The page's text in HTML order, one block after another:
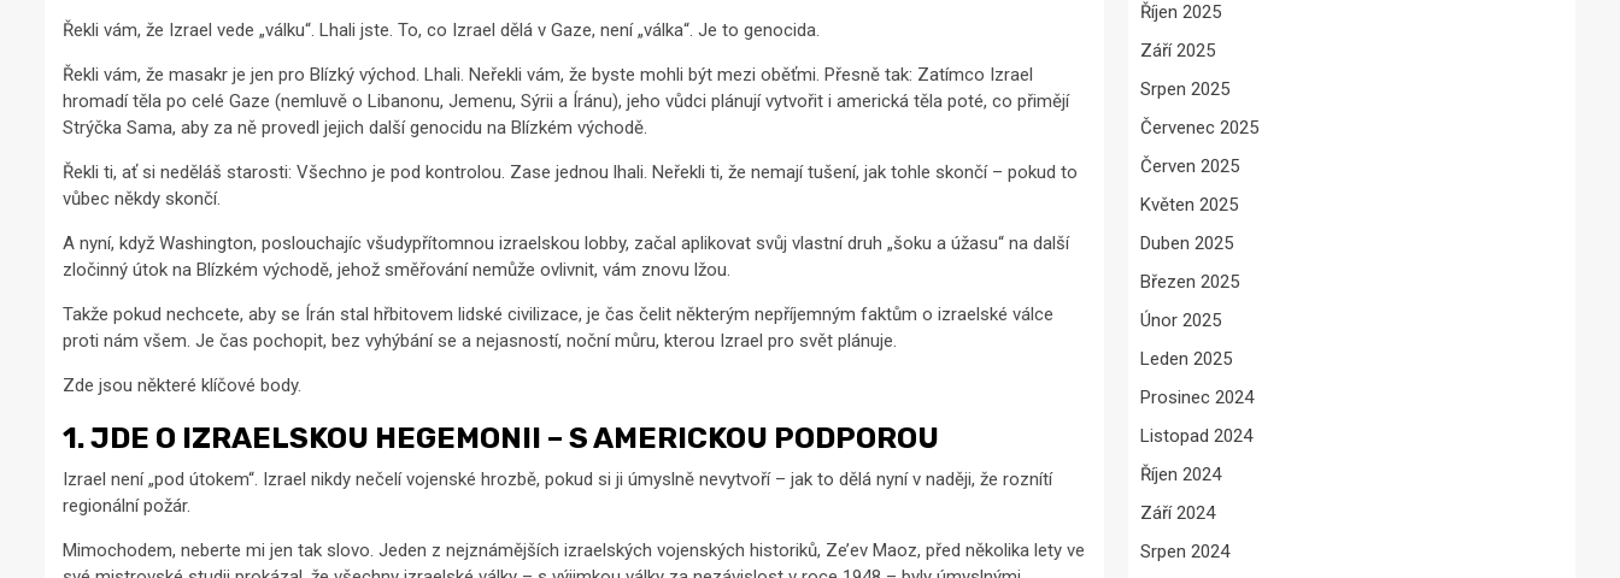
Řekli vám, že Izrael vede „válku“. Lhali jste. To, co Izrael dělá v Gaze, není „válka“. ​​Je to genocida.
Řekli vám, že masakr je jen pro Blízký východ. Lhali. Neřekli vám, že byste mohli být mezi oběťmi. Přesně tak: Zatímco Izrael
hromadí těla po celé Gaze (nemluvě o Libanonu, Jemenu, Sýrii a Íránu), jeho vůdci plánují vytvořit i americká těla poté, co přimějí
Strýčka Sama, aby za ně provedl jejich další genocidu na Blízkém východě.
Řekli ti, ať si neděláš starosti: Všechno je pod kontrolou. Zase jednou lhali. Neřekli ti, že nemají tušení, jak tohle skončí – pokud to
vůbec někdy skončí.
A nyní, když Washington, poslouchajíc všudypřítomnou izraelskou lobby, začal aplikovat svůj vlastní druh „šoku a úžasu“ na další
zločinný útok na Blízkém východě, jehož směřování nemůže ovlivnit, vám znovu lžou.
Takže pokud nechcete, aby se Írán stal hřbitovem lidské civilizace, je čas čelit některým nepříjemným faktům o izraelské válce
proti nám všem. Je čas pochopit, bez vyhýbání se a nejasností, noční můru, kterou Izrael pro svět plánuje.
Zde jsou některé klíčové body.
1. JDE O IZRAELSKOU HEGEMONII – S AMERICKOU PODPOROU
Izrael není „pod útokem“. Izrael nikdy nečelí vojenské hrozbě, pokud si ji úmyslně nevytvoří – jak to dělá nyní v naději, že roznítí
regionální požár.
Mimochodem, neberte mi jen tak slovo. Jeden z nejznámějších izraelských vojenských historiků, Ze’ev Maoz, před několika lety ve
Říjen 2025
Září 2025
Srpen 2025
Červenec 2025
Červen 2025
Květen 2025
Duben 2025
Březen 2025
Únor 2025
Leden 2025
Prosinec 2024
Listopad 2024
Říjen 2024
Září 2024
Srpen 2024